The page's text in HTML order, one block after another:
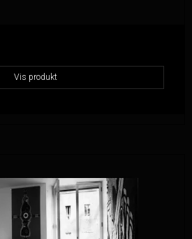
Vis produkt